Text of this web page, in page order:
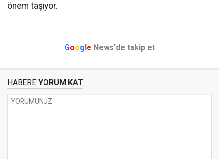
önem taşıyor.
Google News'de takip et
HABERE YORUM KAT